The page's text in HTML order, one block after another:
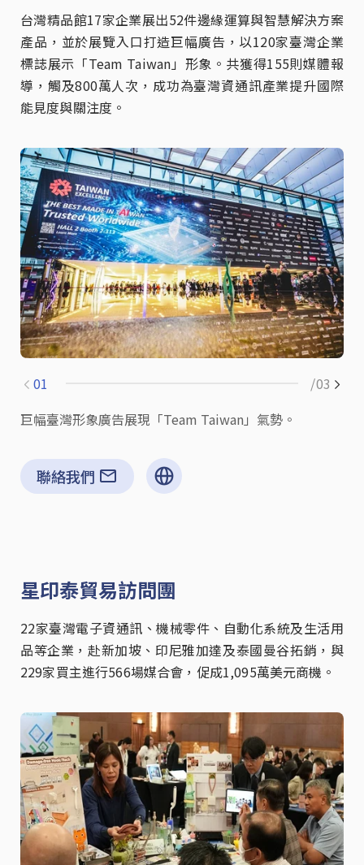
台灣精品館17家企業展出52件邊緣運算與智慧解決方案
產品，並於展覽入口打造巨幅廣告，以120家臺灣企業
標誌展示「Team Taiwan」形象。共獲得155則媒體報
導，觸及800萬人次，成功為臺灣資通訊產業提升國際
能見度與關注度。
01
/03
巨幅臺灣形象廣告展現「Team Taiwan」氣勢。
聯絡我們
星印泰貿易訪問團
22家臺灣電子資通訊、機械零件、自動化系統及生活用
品等企業，赴新加坡、印尼雅加達及泰國曼谷拓銷，與
229家買主進行566場媒合會，促成1,095萬美元商機。